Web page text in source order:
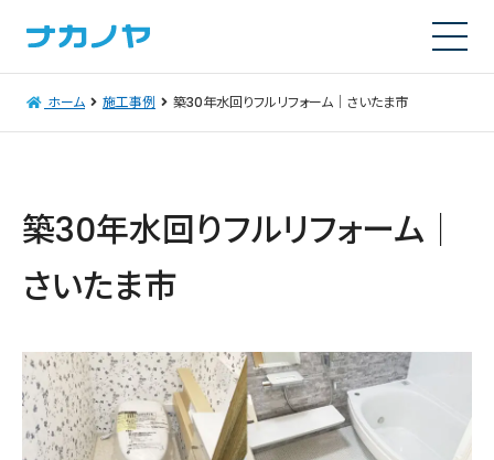
ホーム 施工事例 築30年水回りフルリフォーム｜さいたま市
築30年水回りフルリフォーム｜
さいたま市